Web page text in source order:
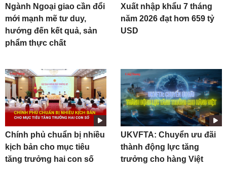
Ngành Ngoại giao cần đổi
mới mạnh mẽ tư duy,
hướng đến kết quả, sản
phẩm thực chất
Xuất nhập khẩu 7 tháng
năm 2026 đạt hơn 659 tỷ
USD
Chính phủ chuẩn bị nhiều
kịch bản cho mục tiêu
tăng trưởng hai con số
UKVFTA: Chuyển ưu đãi
thành động lực tăng
trưởng cho hàng Việt